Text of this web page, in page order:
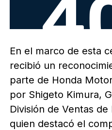
En el marco de esta
recibió un
parte de Honda
por Shigeto Kimura,
División de Ventas
quien destacó el